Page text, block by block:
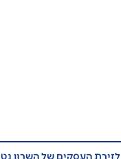
לזירת העסקים של השרון נט